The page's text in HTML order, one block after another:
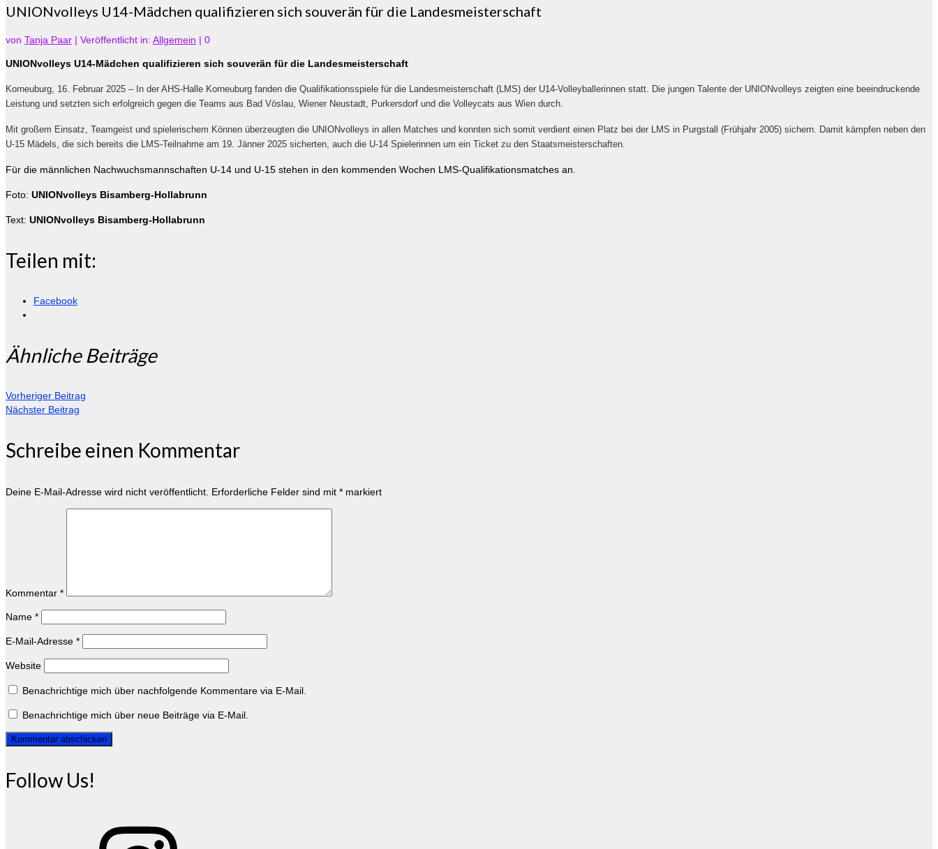
UNIONvolleys U14-Mädchen qualifizieren sich souverän für die Landesmeisterschaft
von Tanja Paar | Veröffentlicht in: Allgemein | 0
UNIONvolleys U14-Mädchen qualifizieren sich souverän für die Landesmeisterschaft
Korneuburg, 16. Februar 2025 – In der AHS-Halle Korneuburg fanden die Qualifikationsspiele für die Landesmeisterschaft (LMS) der U14-Volleyballerinnen statt. Die jungen Talente der UNIONvolleys zeigten eine beeindruckende
Leistung und setzten sich erfolgreich gegen die Teams aus Bad Vöslau, Wiener Neustadt, Purkersdorf und die Volleycats aus Wien durch.
Mit großem Einsatz, Teamgeist und spielerischem Können überzeugten die UNIONvolleys in allen Matches und konnten sich somit verdient einen Platz bei der LMS in Purgstall (Frühjahr 2005) sichern. Damit kämpfen neben den
U-15 Mädels, die sich bereits die LMS-Teilnahme am 19. Jänner 2025 sicherten, auch die U-14 Spielerinnen um ein Ticket zu den Staatsmeisterschaften.
Für die männlichen Nachwuchsmannschaften U-14 und U-15 stehen in den kommenden Wochen LMS-Qualifikationsmatches an.
Foto: UNIONvolleys Bisamberg-Hollabrunn
Text: UNIONvolleys Bisamberg-Hollabrunn
Teilen mit:
Facebook
Ähnliche Beiträge
Vorheriger Beitrag
Nächster Beitrag
Schreibe einen Kommentar
Deine E-Mail-Adresse wird nicht veröffentlicht. Erforderliche Felder sind mit * markiert
Kommentar *
Name *
E-Mail-Adresse *
Website
Benachrichtige mich über nachfolgende Kommentare via E-Mail.
Benachrichtige mich über neue Beiträge via E-Mail.
Follow Us!